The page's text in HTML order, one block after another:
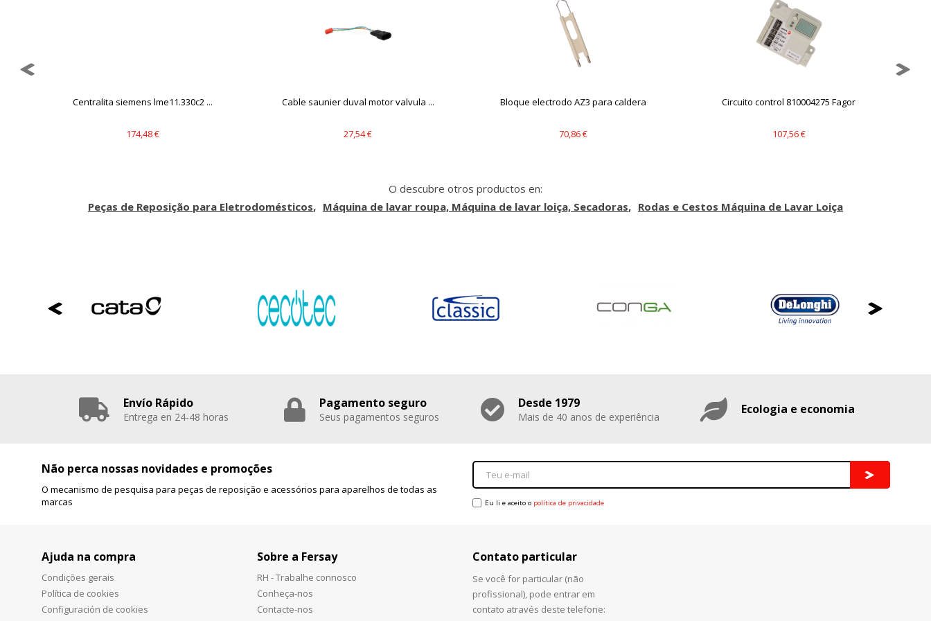
Centralita siemens lme11.330c2 ...
174,48 €
Cable saunier duval motor valvula ...
27,54 €
Bloque electrodo AZ3 para caldera
70,86 €
Circuito control 810004275 Fagor
107,56 €
O descubre otros productos en:
Peças de Reposição para Eletrodomésticos
Máquina de lavar roupa, Máquina de lavar loiça, Secadoras Rodas e Cestos Máquina de Lavar Loiça
Envío Rápido
Entrega en 24-48 horas
Pagamento seguro
Seus pagamentos seguros
Desde 1979
Mais de 40 anos de experiência Ecologia e economia
Não perca nossas novidades e promoções
O mecanismo de pesquisa para peças de reposição e acessórios para aparelhos de todas as
marcas
Eu li e aceito o política de privacidade
Ajuda na compra
Condições gerais
Política de cookies
Configuración de cookies
Sobre a Fersay
RH - Trabalhe connosco
Conheça-nos
Contacte-nos
Contato particular
Se você for particular (não
profissional), pode entrar em
contato através deste telefone: